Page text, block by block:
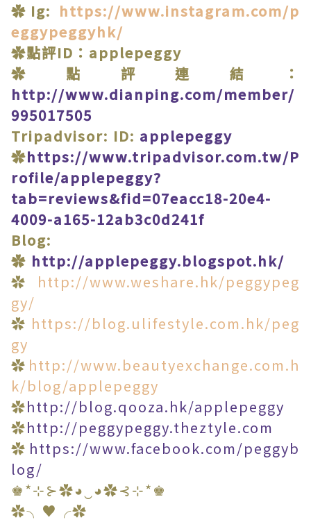
✿Ig: https://www.instagram.com/p
eggypeggyhk/
✿點評ID：applepeggy
✿點評連結：
http://www.dianping.com/member/
995017505
Tripadvisor: ID: applepeggy
✿https://www.tripadvisor.com.tw/P
rofile/applepeggy?
tab=reviews&fid=07eacc18-20e4-
4009-a165-12ab3c0d241f
Blog:
✿ http://applepeggy.blogspot.hk/
✿ http://www.weshare.hk/peggypeg
gy/
✿ https://blog.ulifestyle.com.hk/peg
gy
✿ http://www.beautyexchange.com.h
k/blog/applepeggy
✿http://blog.qooza.hk/applepeggy
✿http://peggypeggy.theztyle.com
✿ https://www.facebook.com/peggyb
log/
♚*⊹⊱✿◕‿◕✿⊰⊹*♚
✿╮♥╭✿